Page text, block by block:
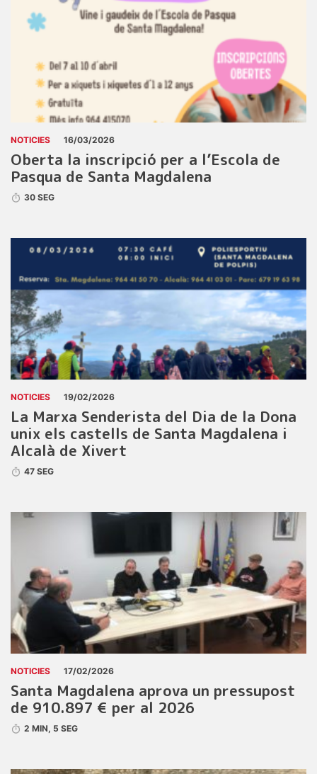
NOTICIES 16/03/2026
Oberta la inscripció per a l’Escola de
Pasqua de Santa Magdalena
30 SEG
NOTICIES 19/02/2026
La Marxa Senderista del Dia de la Dona
unix els castells de Santa Magdalena i
Alcalà de Xivert
47 SEG
NOTICIES 17/02/2026
Santa Magdalena aprova un pressupost
de 910.897 € per al 2026
2 MIN, 5 SEG